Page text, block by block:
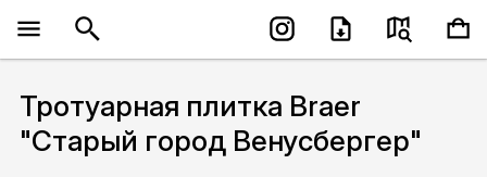
Тротуарная плитка Braer
"Старый город Венусбергер"